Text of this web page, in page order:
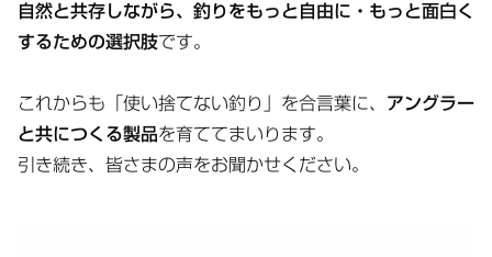
自然と共存しながら、釣りをもっと自由に・もっと面白く
するための選択肢です。
これからも「使い捨てない釣り」を合言葉に、 アングラー
と共につくる製品を育ててまいります。
引き続き、皆さまの声をお聞かせください。